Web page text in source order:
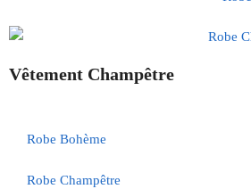
Vêtement Champêtre
Robe Bohème
Robe Champêtre